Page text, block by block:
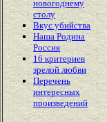
новогоднему
столу
Вкус убийства
Наша Родина
Россия
16 критериев
зрелой любви
Перечень
интересных
произведений